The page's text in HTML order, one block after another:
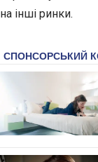
на інші ринки.